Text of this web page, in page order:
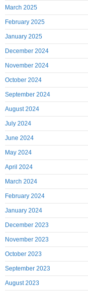
March 2025
February 2025
January 2025
December 2024
November 2024
October 2024
September 2024
August 2024
July 2024
June 2024
May 2024
April 2024
March 2024
February 2024
January 2024
December 2023
November 2023
October 2023
September 2023
August 2023